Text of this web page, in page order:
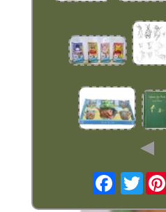
Twitter